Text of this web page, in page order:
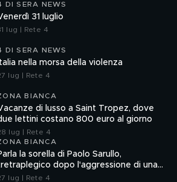
DI SERA NEWS
31 luglio
lug | Rete 4
DI SERA NEWS
Italia nella morsa della violenza
lug | Rete 4
BIANCA
di lusso a Saint Tropez, dove
lettini costano 800 euro al giorno
lug | Rete 4
BIANCA
la sorella di Paolo Sarullo,
dopo l'aggressione di una
gang
lug | Rete 4